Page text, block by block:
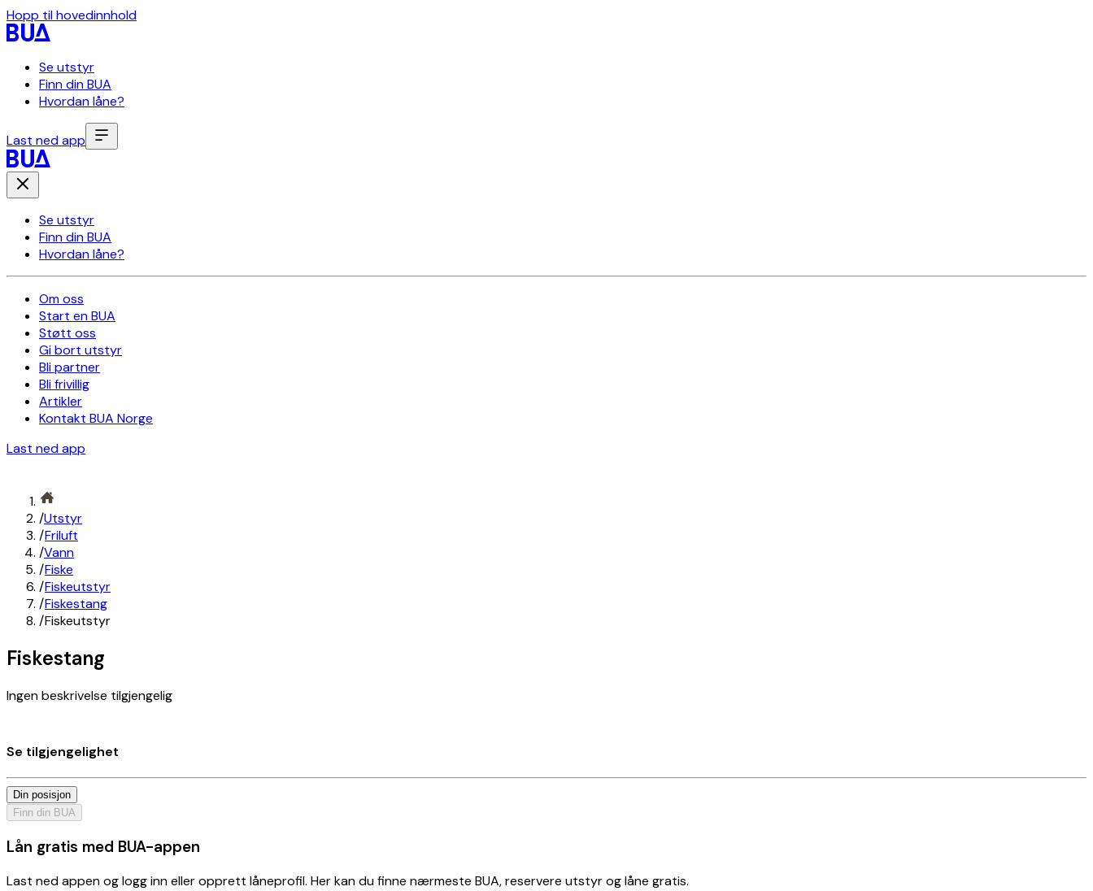
Hopp til hovedinnhold
Se utstyr
Finn din BUA
Hvordan låne?
Last ned app
Se utstyr
Finn din BUA
Hvordan låne?
Om oss
Start en BUA
Støtt oss
Gi bort utstyr
Bli partner
Bli frivillig
Artikler
Kontakt BUA Norge
Last ned app
/Utstyr
/Friluft
/Vann
/Fiske
/Fiskeutstyr
/Fiskestang
/Fiskeutstyr
Fiskestang
Ingen beskrivelse tilgjengelig
Se tilgjengelighet
Din posisjon
Finn din BUA
Lån gratis med BUA-appen
Last ned appen og logg inn eller opprett låneprofil. Her kan du finne nærmeste BUA, reservere utstyr og låne gratis.